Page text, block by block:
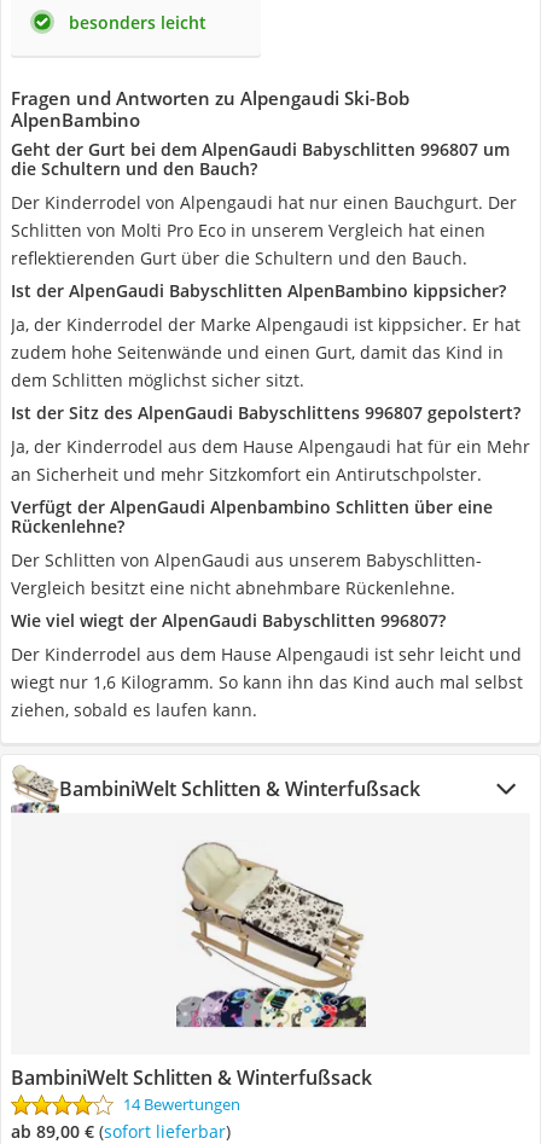
besonders leicht
Fragen und Antworten zu Alpengaudi Ski-Bob
AlpenBambino
Geht der Gurt bei dem AlpenGaudi Babyschlitten 996807 um
die Schultern und den Bauch?
Der Kinderrodel von Alpengaudi hat nur einen Bauchgurt. Der
Schlitten von Molti Pro Eco in unserem Vergleich hat einen
reflektierenden Gurt über die Schultern und den Bauch.
Ist der AlpenGaudi Babyschlitten AlpenBambino kippsicher?
Ja, der Kinderrodel der Marke Alpengaudi ist kippsicher. Er hat
zudem hohe Seitenwände und einen Gurt, damit das Kind in
dem Schlitten möglichst sicher sitzt.
Ist der Sitz des AlpenGaudi Babyschlittens 996807 gepolstert?
Ja, der Kinderrodel aus dem Hause Alpengaudi hat für ein Mehr
an Sicherheit und mehr Sitzkomfort ein Antirutschpolster.
Verfügt der AlpenGaudi Alpenbambino Schlitten über eine
Rückenlehne?
Der Schlitten von AlpenGaudi aus unserem Babyschlitten-
Vergleich besitzt eine nicht abnehmbare Rückenlehne.
Wie viel wiegt der AlpenGaudi Babyschlitten 996807?
Der Kinderrodel aus dem Hause Alpengaudi ist sehr leicht und
wiegt nur 1,6 Kilogramm. So kann ihn das Kind auch mal selbst
ziehen, sobald es laufen kann.
BambiniWelt Schlitten & Winterfußsack
BambiniWelt Schlitten & Winterfußsack
14 Bewertungen
ab 89,00 € ( Sofort lieferbar)